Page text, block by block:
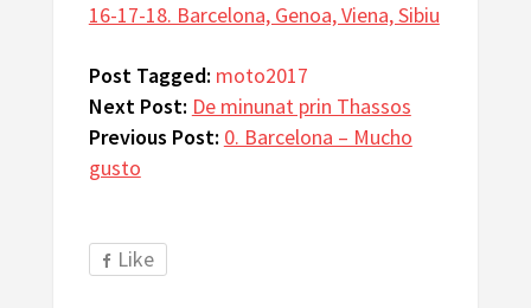
16-17-18. Barcelona, Genoa, Viena, Sibiu
Post Tagged: moto2017
Next Post: De minunat prin Thassos
Previous Post: 0. Barcelona – Mucho
gusto
Like